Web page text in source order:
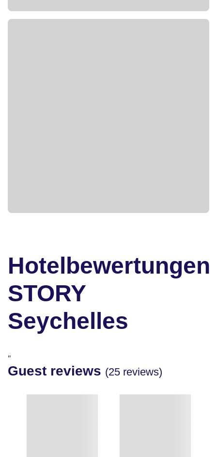
Hotelbewertungen
STORY
Seychelles
"
Guest reviews (25 reviews)